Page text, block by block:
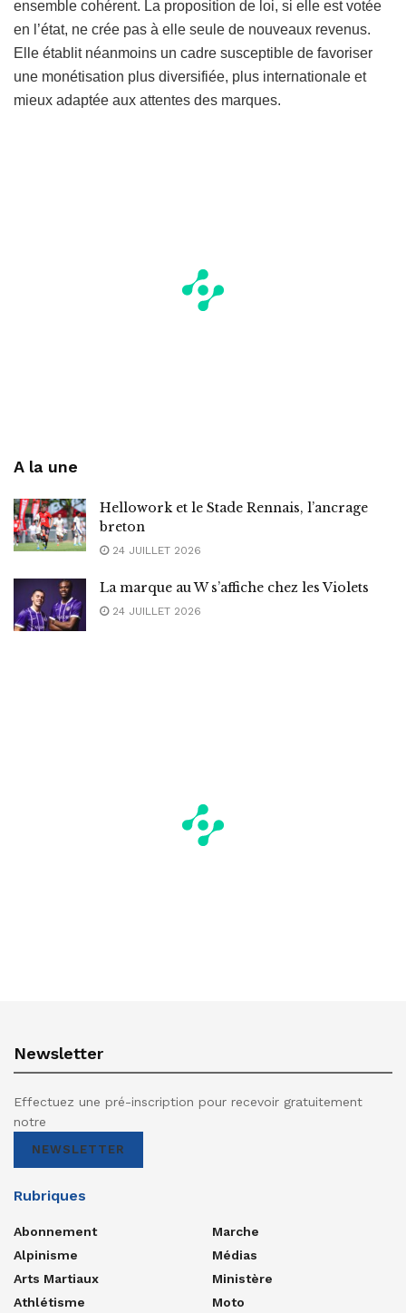
ensemble cohérent. La proposition de loi, si elle est votée
en l’état, ne crée pas à elle seule de nouveaux revenus.
Elle établit néanmoins un cadre susceptible de favoriser
une monétisation plus diversifiée, plus internationale et
mieux adaptée aux attentes des marques.
A la une
Hellowork et le Stade Rennais, l’ancrage
breton
24 JUILLET 2026
La marque au W s’affiche chez les Violets
24 JUILLET 2026
Newsletter
Effectuez une pré-inscription pour recevoir gratuitement
notre
NEWSLETTER
Rubriques
Abonnement
Alpinisme
Arts Martiaux
Athlétisme
Marche
Médias
Ministère
Moto